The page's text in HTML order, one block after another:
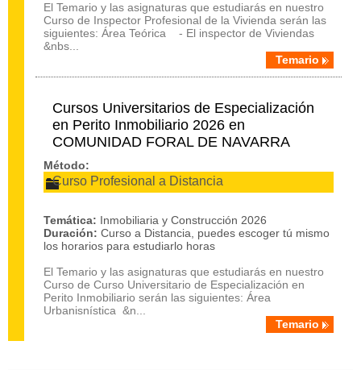
El Temario y las asignaturas que estudiarás en nuestro
Curso de Inspector Profesional de la Vivienda serán las
siguientes: Área Teórica - El inspector de Viviendas
&nbs...
Temario
Cursos Universitarios de Especialización
en Perito Inmobiliario 2026 en
COMUNIDAD FORAL DE NAVARRA
Método:
Curso Profesional a Distancia
Temática: Inmobiliaria y Construcción 2026
Duración: Curso a Distancia, puedes escoger tú mismo
los horarios para estudiarlo horas
El Temario y las asignaturas que estudiarás en nuestro
Curso de Curso Universitario de Especialización en
Perito Inmobiliario serán las siguientes: Área
Urbanisnística &n...
Temario